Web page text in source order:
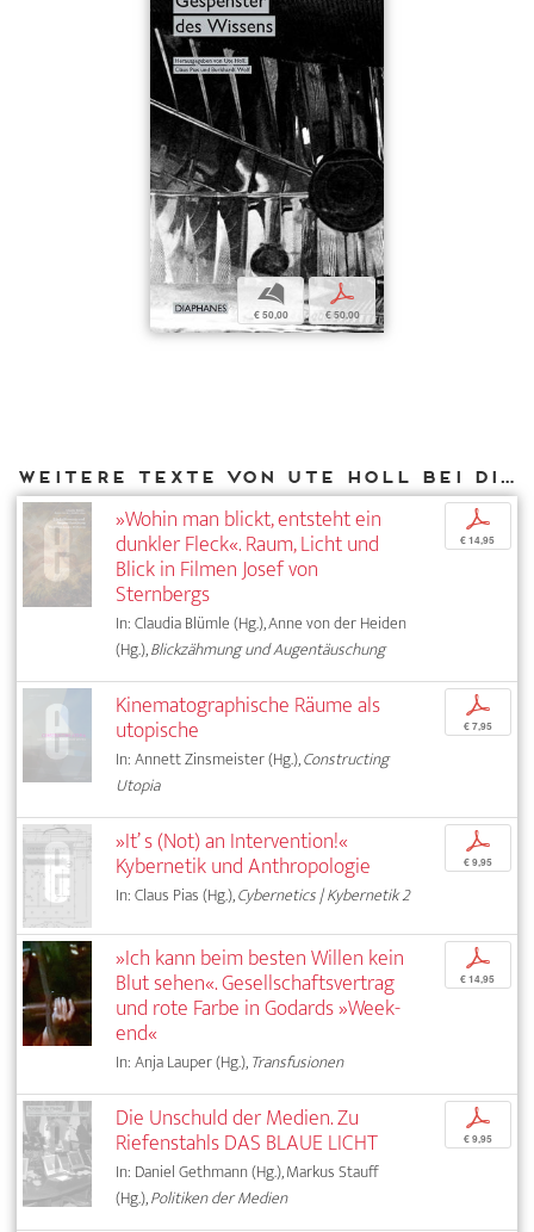
b
€ 50,00
p
€ 50,00
Weitere Texte von Ute Holl bei DIAPHANES
»Wohin man blickt, entsteht ein
dunkler Fleck«. Raum, Licht und
Blick in Filmen Josef von
Sternbergs
In: Claudia Blümle (Hg.), Anne von der Heiden
(Hg.),Blickzähmung und Augentäuschung
p
€ 14,95
Kinematographische Räume als
utopische
In: Annett Zinsmeister (Hg.),Constructing
Utopia
p
€ 7,95
»It’ s (Not) an Intervention!«
Kybernetik und Anthropologie
In: Claus Pias (Hg.),Cybernetics | Kybernetik 2
p
€ 9,95
»Ich kann beim besten Willen kein
Blut sehen«. Gesellschaftsvertrag
und rote Farbe in Godards »Week-
end«
In: Anja Lauper (Hg.),Transfusionen
p
€ 14,95
Die Unschuld der Medien. Zu
Riefenstahls DAS BLAUE LICHT
In: Daniel Gethmann (Hg.), Markus Stauff
(Hg.),Politiken der Medien
p
€ 9,95